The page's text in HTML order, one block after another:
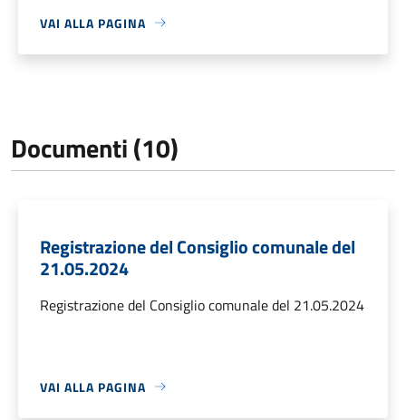
VAI ALLA PAGINA
Documenti (10)
Registrazione del Consiglio comunale del
21.05.2024
Registrazione del Consiglio comunale del 21.05.2024
VAI ALLA PAGINA